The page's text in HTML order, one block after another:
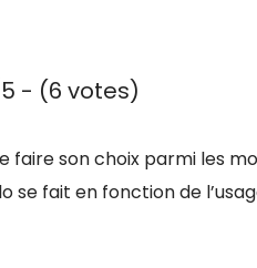
- (6 votes)
faire son choix parmi les
se fait en fonction de